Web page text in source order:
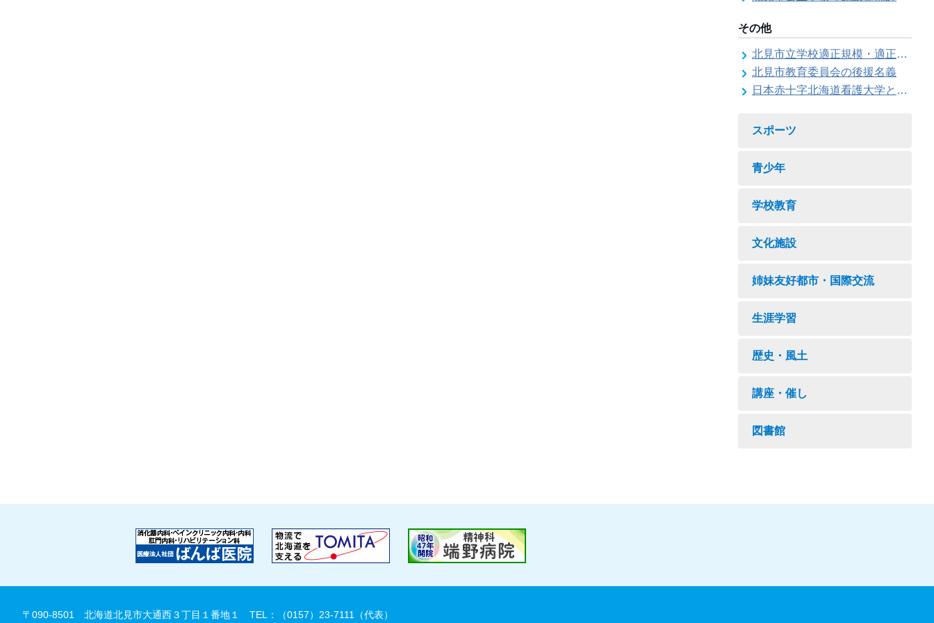
その他
北見市立学校適正規模・適正配置検討委員会
北見市教育委員会の後援名義
日本赤十字北海道看護大学と北見市教育委員会との連携協力に関する協定の締結
スポーツ
青少年
学校教育
文化施設
姉妹友好都市・国際交流
生涯学習
歴史・風土
講座・催し
図書館
〒090-8501 北海道北見市大通西３丁目１番地１ TEL：（0157）23-7111（代表）